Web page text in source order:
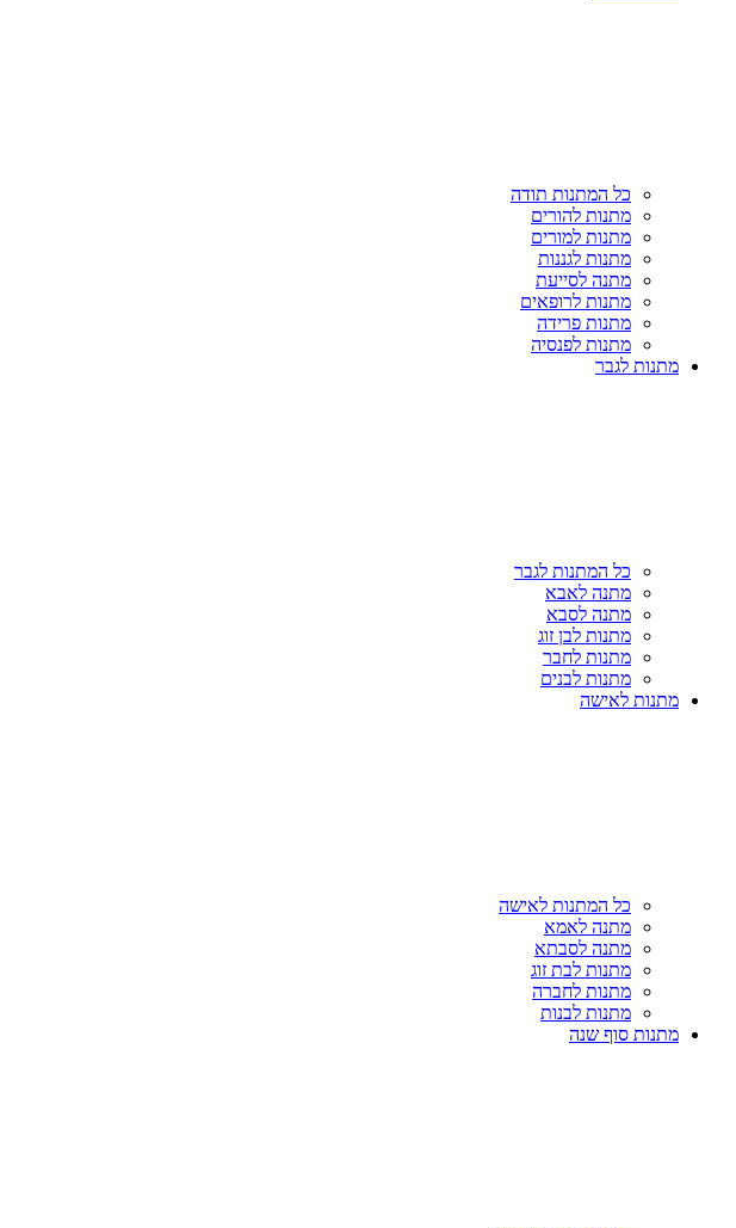
כל המתנות תודה
מתנות להורים
מתנות למורים
מתנות לגננות
מתנה לסייעת
מתנות לרופאים
מתנות פרידה
מתנות לפנסיה
מתנות לגבר
כל המתנות לגבר
מתנה לאבא
מתנה לסבא
מתנות לבן זוג
מתנות לחבר
מתנות לבנים
מתנות לאישה
כל המתנות לאישה
מתנה לאמא
מתנה לסבתא
מתנות לבת זוג
מתנות לחברה
מתנות לבנות
מתנות סוף שנה